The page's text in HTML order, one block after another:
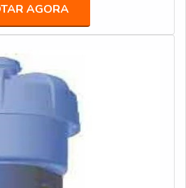
técnica especializada.MAIS
FILTROS PARA
Veneza Filtros centraliza
uma estrutura com
onde são realizadas as
de apoio, tudo para se
para purificadores de água
maneiras eficientes de
e excelência em sua área de
se mostra referência por ter:
AGORA